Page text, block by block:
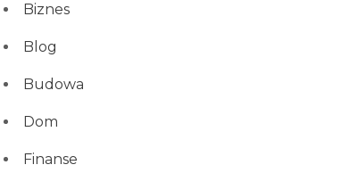
Biznes
Blog
Budowa
Dom
Finanse